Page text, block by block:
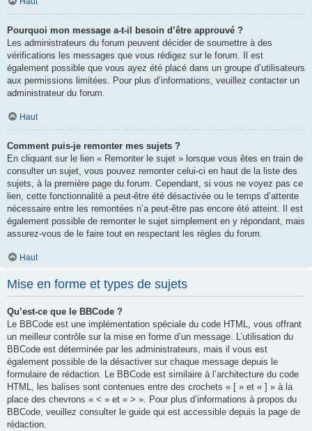
Pourquoi mon message a-t-il besoin d’être approuvé ?
Les administrateurs du forum peuvent décider de soumettre à des
vérifications les messages que vous rédigez sur le forum. Il est
également possible que vous ayez été placé dans un groupe d’utilisateurs
aux permissions limitées. Pour plus d’informations, veuillez contacter un
administrateur du forum.
Haut
Comment puis-je remonter mes sujets ?
En cliquant sur le lien « Remonter le sujet » lorsque vous êtes en train de
consulter un sujet, vous pouvez remonter celui-ci en haut de la liste des
sujets, à la première page du forum. Cependant, si vous ne voyez pas ce
lien, cette fonctionnalité a peut-être été désactivée ou le temps d’attente
nécessaire entre les remontées n’a peut-être pas encore été atteint. Il est
également possible de remonter le sujet simplement en y répondant, mais
assurez-vous de le faire tout en respectant les règles du forum.
Haut
Mise en forme et types de sujets
Qu’est-ce que le BBCode ?
Le BBCode est une implémentation spéciale du code HTML, vous offrant
un meilleur contrôle sur la mise en forme d’un message. L’utilisation du
BBCode est déterminée par les administrateurs, mais il vous est
également possible de la désactiver sur chaque message depuis le
formulaire de rédaction. Le BBCode est similaire à l’architecture du code
HTML, les balises sont contenues entre des crochets « [ » et « ] » à la
place des chevrons « < » et « > ». Pour plus d’informations à propos du
BBCode, veuillez consulter le guide qui est accessible depuis la page de
rédaction.